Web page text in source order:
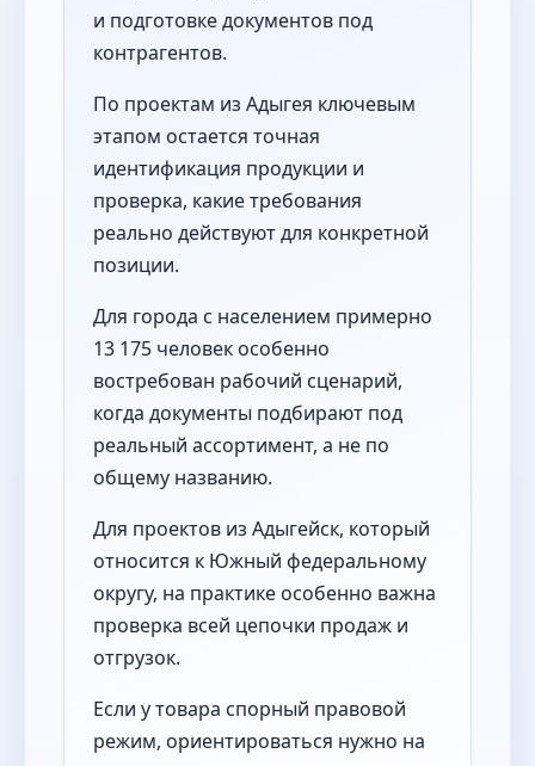
и подготовке документов под
контрагентов.
По проектам из Адыгея ключевым
этапом остается точная
идентификация продукции и
проверка, какие требования
реально действуют для конкретной
позиции.
Для города с населением примерно
13 175 человек особенно
востребован рабочий сценарий,
когда документы подбирают под
реальный ассортимент, а не по
общему названию.
Для проектов из Адыгейск, который
относится к Южный федеральному
округу, на практике особенно важна
проверка всей цепочки продаж и
отгрузок.
Если у товара спорный правовой
режим, ориентироваться нужно на